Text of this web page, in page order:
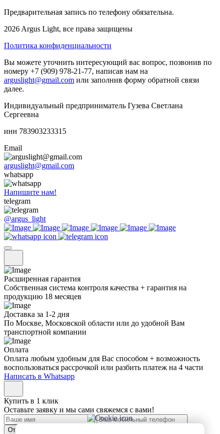
Предварительная запись по телефону обязательна.
2026 Argus Light, все права защищены
Политика конфиденциальности
Вы можете уточнить интересующий вас вопрос, позвонив по
номеру +7 (909) 978-21-77, написав нам на
arguslight@gmail.com или заполнив форму обратной связи
далее.
Индивидуальный предприниматель Гузева Светлана
Сергеевна
инн 783903233315
Email
arguslight@gmail.com
whatsapp
Напишите нам!
telegram
@argus_light
Расширенная гарантия
Собственная система контроля качества + гарантия на
продукцию 18 месяцев
Доставка за 1-2 дня
По Москве, Московской области или до удобной Вам
транспортной компании
Оплата
Оплата любым удобным для Вас способом + возможность
воспользоваться рассрочкой или разбить платеж на 4 части
Написать в Whatsapp
Купить в 1 клик
Оставьте заявку и мы сами свяжемся с вами!
Отправить